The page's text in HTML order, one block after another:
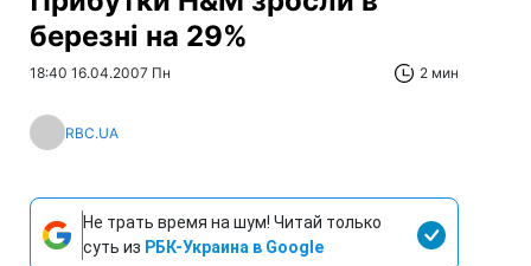
березні на 29%
18:40 16.04.2007 Пн 2 мин
RBC.UA
Не трать время на шум! Читай только
суть из РБК-Украина в Google